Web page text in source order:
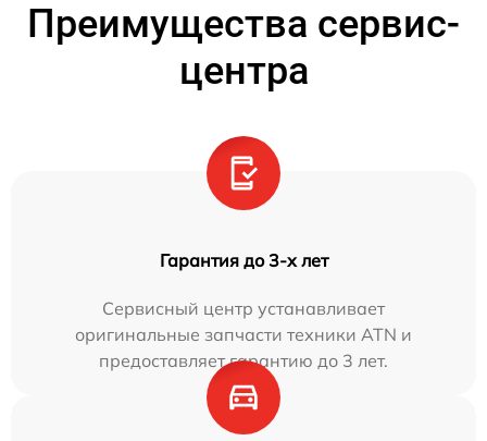
Преимущества сервис-
центра
Гарантия до 3-х лет
Сервисный центр устанавливает
оригинальные запчасти техники ATN и
предоставляет гарантию до 3 лет.